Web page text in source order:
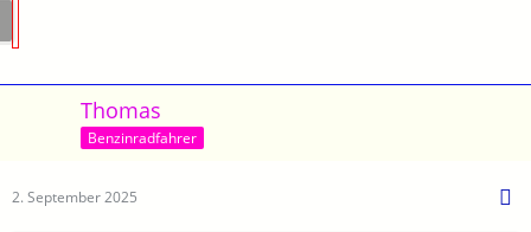
Thomas
Benzinradfahrer
2. September 2025